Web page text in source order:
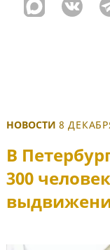
НОВОСТИ 8
В
300